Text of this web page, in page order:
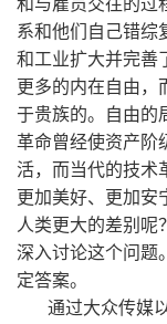
系和他们自己错综
和工业扩大并完善
更多的内在自由，
于贵族的。自由的
革命曾经使资产阶
活，而当代的技术
更加美好、更加安
人类更大的差别呢
深入讨论这个问题
定答案。
通过大众传媒